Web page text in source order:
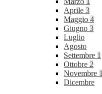
Aprile 3
Maggio 4
Giugno 3
Luglio
Agosto
Settembre 1
Ottobre 2
Novembre 1
Dicembre